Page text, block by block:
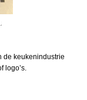
de keukenindustrie
logo’s.